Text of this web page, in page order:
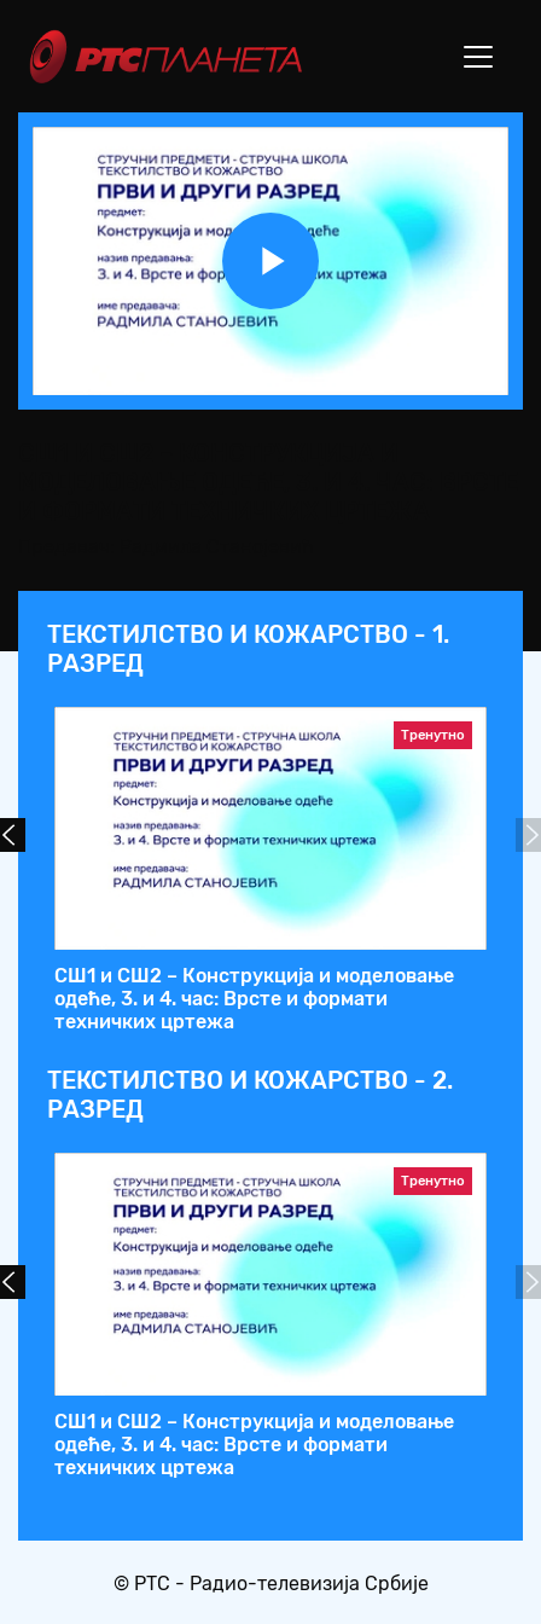
Play
Video
ТЕКСТИЛСТВО И КОЖАРСТВО - 1.
РАЗРЕД
Тренутно
СШ1 и СШ2 – Конструкција и моделовање
одеће, 3. и 4. час: Врсте и формати
техничких цртежа
ТЕКСТИЛСТВО И КОЖАРСТВО - 2.
РАЗРЕД
Тренутно
СШ1 и СШ2 – Конструкција и моделовање
одеће, 3. и 4. час: Врсте и формати
техничких цртежа
© РТС - Радио-телевизија Србије